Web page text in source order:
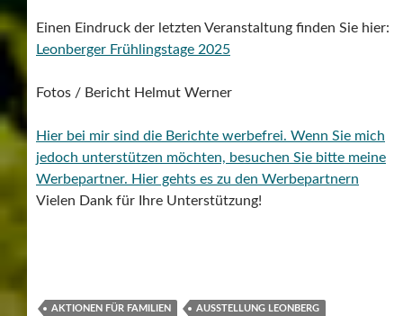
Einen Eindruck der letzten Veranstaltung finden Sie hier:
Leonberger Frühlingstage 2025
Fotos / Bericht Helmut Werner
Hier bei mir sind die Berichte werbefrei. Wenn Sie mich
jedoch unterstützen möchten, besuchen Sie bitte meine
Werbepartner. Hier gehts es zu den Werbepartnern
Vielen Dank für Ihre Unterstützung!
AKTIONEN FÜR FAMILIEN AUSSTELLUNG LEONBERG